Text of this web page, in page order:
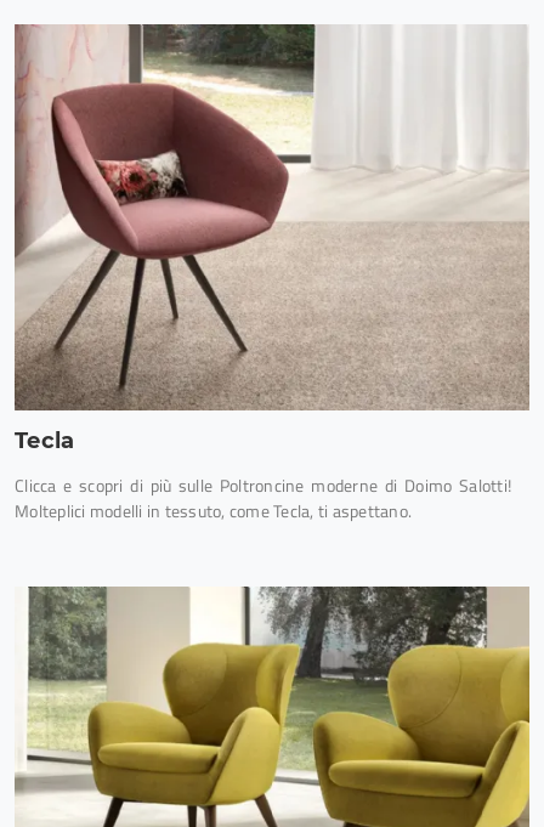
Tecla
Clicca e scopri di più sulle Poltroncine moderne di Doimo Salotti!
Molteplici modelli in tessuto, come Tecla, ti aspettano.